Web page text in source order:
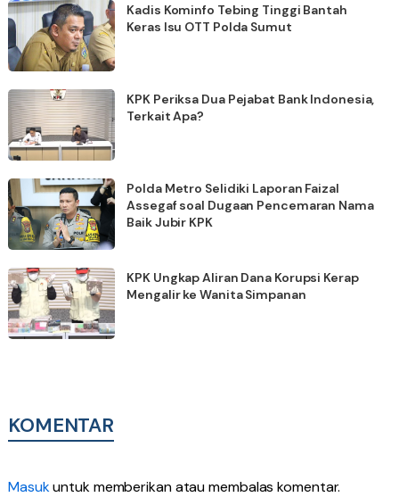
Kadis Kominfo Tebing Tinggi Bantah
Keras Isu OTT Polda Sumut
KPK Periksa Dua Pejabat Bank Indonesia,
Terkait Apa?
Polda Metro Selidiki Laporan Faizal
Assegaf soal Dugaan Pencemaran Nama
Baik Jubir KPK
KPK Ungkap Aliran Dana Korupsi Kerap
Mengalir ke Wanita Simpanan
KOMENTAR
Masukuntuk memberikan atau membalas komentar.